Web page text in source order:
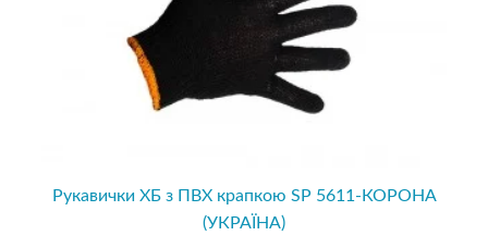
Рукавички ХБ з ПВХ крапкою SP 5611-КОРОНА
(УКРАЇНА)